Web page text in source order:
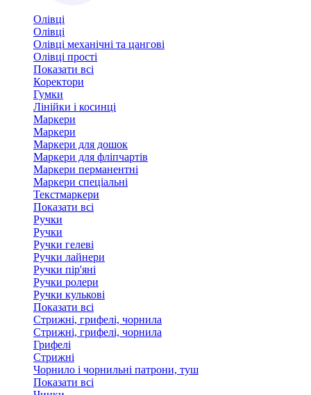
Олівці
Олівці
Олівці механічні та цангові
Олівці прості
Показати всі
Коректори
Гумки
Лінійки і косинці
Маркери
Маркери
Маркери для дошок
Маркери для фліпчартів
Маркери перманентні
Маркери спеціальні
Текстмаркери
Показати всі
Ручки
Ручки
Ручки гелеві
Ручки лайнери
Ручки пір'яні
Ручки ролери
Ручки кулькові
Показати всі
Стрижні, грифелі, чорнила
Стрижні, грифелі, чорнила
Грифелі
Стрижні
Чорнило і чорнильні патрони, туш
Показати всі